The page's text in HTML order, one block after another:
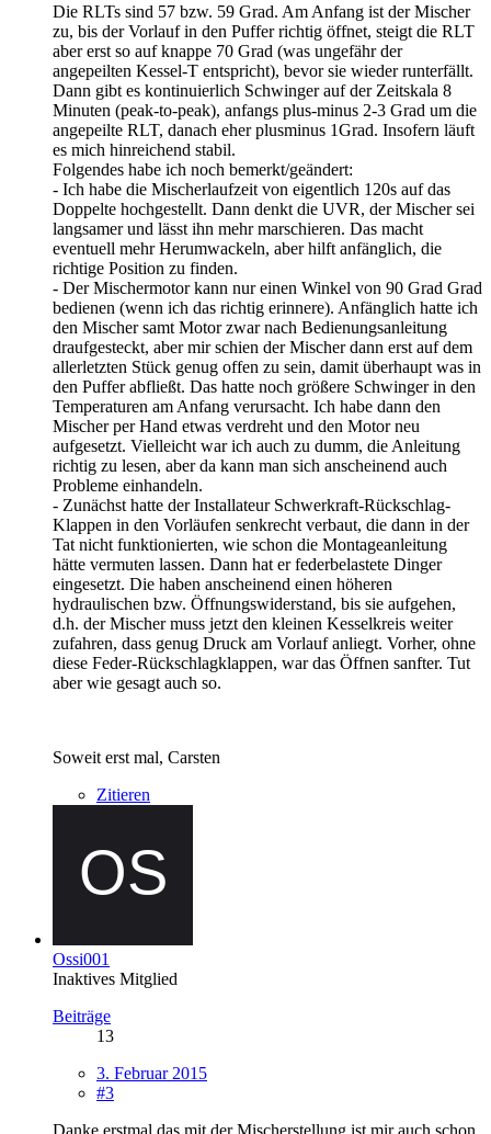
Die RLTs sind 57 bzw. 59 Grad. Am Anfang ist der Mischer
zu, bis der Vorlauf in den Puffer richtig öffnet, steigt die RLT
aber erst so auf knappe 70 Grad (was ungefähr der
angepeilten Kessel-T entspricht), bevor sie wieder runterfällt.
Dann gibt es kontinuierlich Schwinger auf der Zeitskala 8
Minuten (peak-to-peak), anfangs plus-minus 2-3 Grad um die
angepeilte RLT, danach eher plusminus 1Grad. Insofern läuft
es mich hinreichend stabil.
Folgendes habe ich noch bemerkt/geändert:
- Ich habe die Mischerlaufzeit von eigentlich 120s auf das
Doppelte hochgestellt. Dann denkt die UVR, der Mischer sei
langsamer und lässt ihn mehr marschieren. Das macht
eventuell mehr Herumwackeln, aber hilft anfänglich, die
richtige Position zu finden.
- Der Mischermotor kann nur einen Winkel von 90 Grad Grad
bedienen (wenn ich das richtig erinnere). Anfänglich hatte ich
den Mischer samt Motor zwar nach Bedienungsanleitung
draufgesteckt, aber mir schien der Mischer dann erst auf dem
allerletzten Stück genug offen zu sein, damit überhaupt was in
den Puffer abfließt. Das hatte noch größere Schwinger in den
Temperaturen am Anfang verursacht. Ich habe dann den
Mischer per Hand etwas verdreht und den Motor neu
aufgesetzt. Vielleicht war ich auch zu dumm, die Anleitung
richtig zu lesen, aber da kann man sich anscheinend auch
Probleme einhandeln.
- Zunächst hatte der Installateur Schwerkraft-Rückschlag-
Klappen in den Vorläufen senkrecht verbaut, die dann in der
Tat nicht funktionierten, wie schon die Montageanleitung
hätte vermuten lassen. Dann hat er federbelastete Dinger
eingesetzt. Die haben anscheinend einen höheren
hydraulischen bzw. Öffnungswiderstand, bis sie aufgehen,
d.h. der Mischer muss jetzt den kleinen Kesselkreis weiter
zufahren, dass genug Druck am Vorlauf anliegt. Vorher, ohne
diese Feder-Rückschlagklappen, war das Öffnen sanfter. Tut
aber wie gesagt auch so.
Soweit erst mal, Carsten
Zitieren
Ossi001
Inaktives Mitglied
Beiträge
13
3. Februar 2015
#3
Danke erstmal das mit der Mischerstellung ist mir auch schon